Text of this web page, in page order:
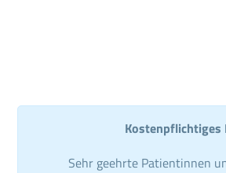
Kostenpflichtiges
Sehr geehrte Patientinnen